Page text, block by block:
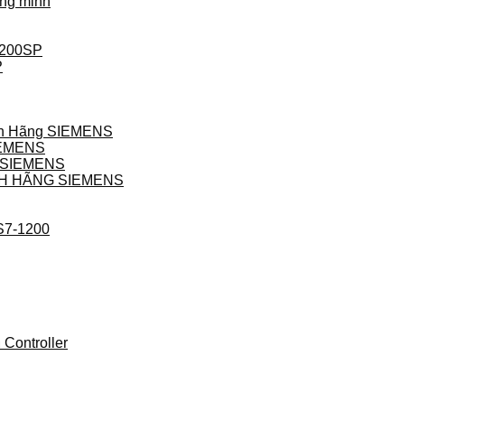
Hãng SIEMENS
HÃNG SIEMENS
1200
Controller